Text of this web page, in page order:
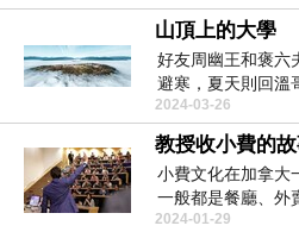
山頂上的大學
好友周幽王和褒六
避寒，夏天則回溫
盆花卉，説...
2024-03-26
教授收小費的
小費文化在加拿大
一般都是餐廳、外
近，一...
2024-01-29